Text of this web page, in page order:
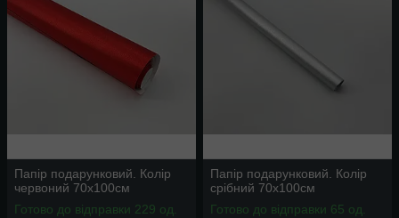
Папір подарунковий. Колір
червоний 70х100см
Готово до відправки 229 од.
Папір подарунковий. Колір
срібний 70х100см
Готово до відправки 65 од.